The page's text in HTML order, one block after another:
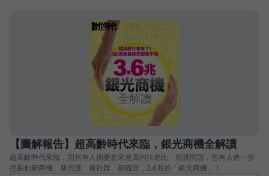
【圖解報告】超高齡時代來臨，銀光商機全解讀
超高齡時代來臨，固然有人擔憂愈來愈高的扶老比、照護問題，也有人進一步
挖掘創新商機。新照護、新社群、新職涯，3.6兆的「銀光商機」！